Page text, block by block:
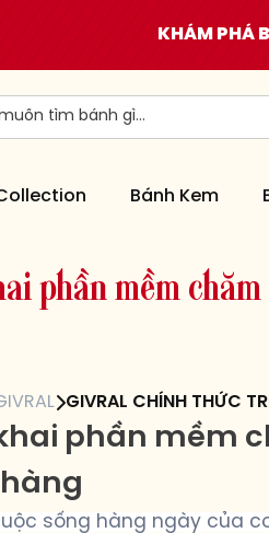
KHÁM PHÁ
Bánh Kem
ai phần mềm chăm
GIVRAL CHÍNH THỨC
phần mềm
sống hàng ngày của